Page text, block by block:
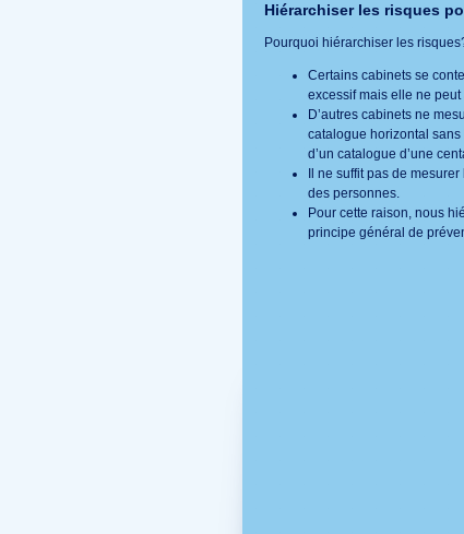
Hiérarchiser les risques
Pourquoi hiérarchiser les
Certains cabinets se
excessif mais elle ne
D’autres cabinets ne
catalogue horizontal
d’un catalogue d’une
Il ne suffit pas de
des personnes.
Pour cette raison, nous
principe général de